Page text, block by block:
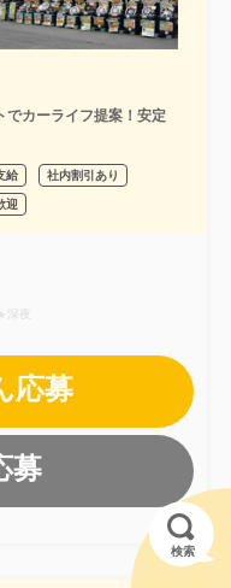
でカーライフ提案！安定
給 社内割引あり
迎
深夜
応募
募
検索